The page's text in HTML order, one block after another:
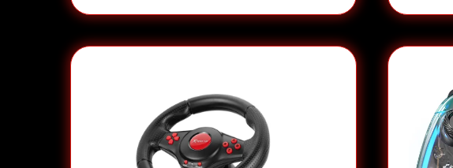
אלחוטי
GP-